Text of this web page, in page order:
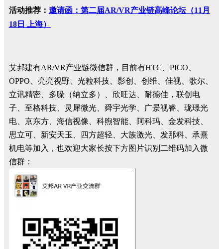
活动推荐： 邀请函：第二届AR/VR产业链高峰论坛（11月
18日 上海）
艾邦建有AR/VR产业链微信群，目前有HTC、PICO、
OPPO、亮亮视野、光粒科技、影创、创维、佳视、歌尔、
立讯精密、多哚（纳立多）、欣旺达、耐德佳，联创电
子、至格科技、灵犀微光、舜宇光学、广景视睿、珑璟光
电、京东方、海信视像、科煦智能、阿科玛、金发科技、
思立可、新安天玉、四方超轻、大族激光、发那科、承熹
机电等加入，也欢迎大家长按下方图片识别二维码加入微
信群：